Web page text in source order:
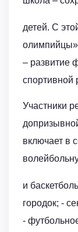
детей. С
– развитие
спортивной
Участники
включает в
и
городок; -
-